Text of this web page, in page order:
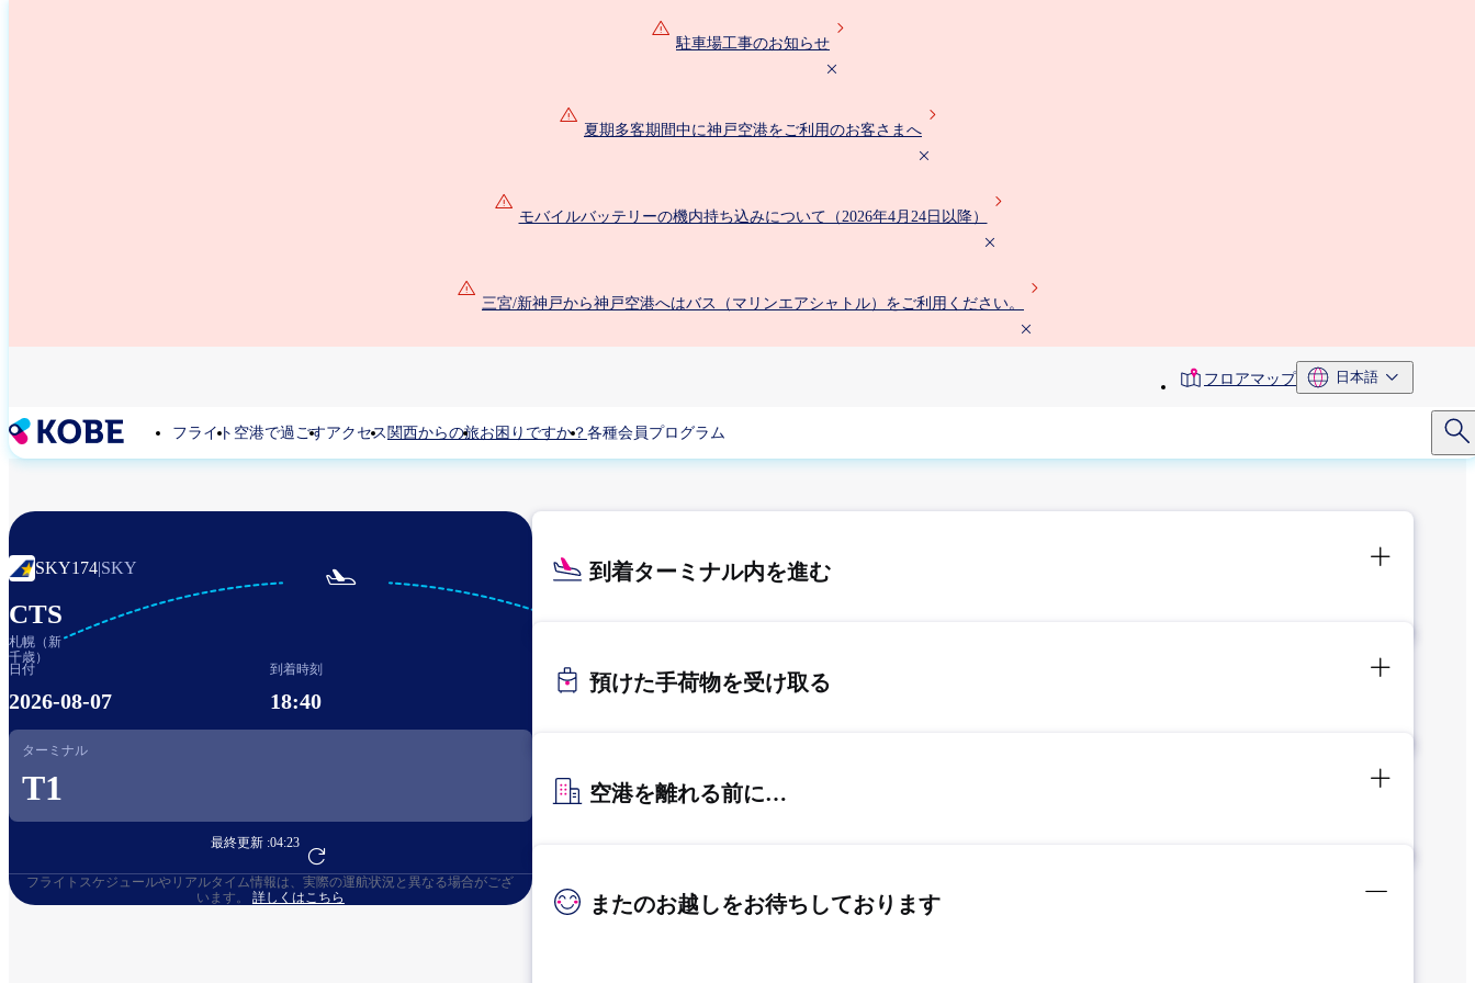
駐車場工事のお知らせ
夏期多客期間中に神戸空港をご利用のお客さまへ
モバイルバッテリーの機内持ち込みについて（2026年4月24日以降）
三宮/新神戸から神戸空港へはバス（マリンエアシャトル）をご利用ください。
toolbarフロアマップ 日本語
フライト 空港で過ごすアクセス 関西からの旅お困りですか？ 各種会員プログラム
SKY174|SKY
CTS
札幌（新
千歳）

日付
2026-08-07
到着時刻
18:40
ターミナル
T1
最終更新 :04:23
フライト予約へ
フライトスケジュールやリアルタイム情報は、実際の運航状況と異なる場合がござ
います。 詳しくはこちら
到着ターミナル内を進む
預けた手荷物を受け取る
空港を離れる前に…
またのお越しをお待ちしております